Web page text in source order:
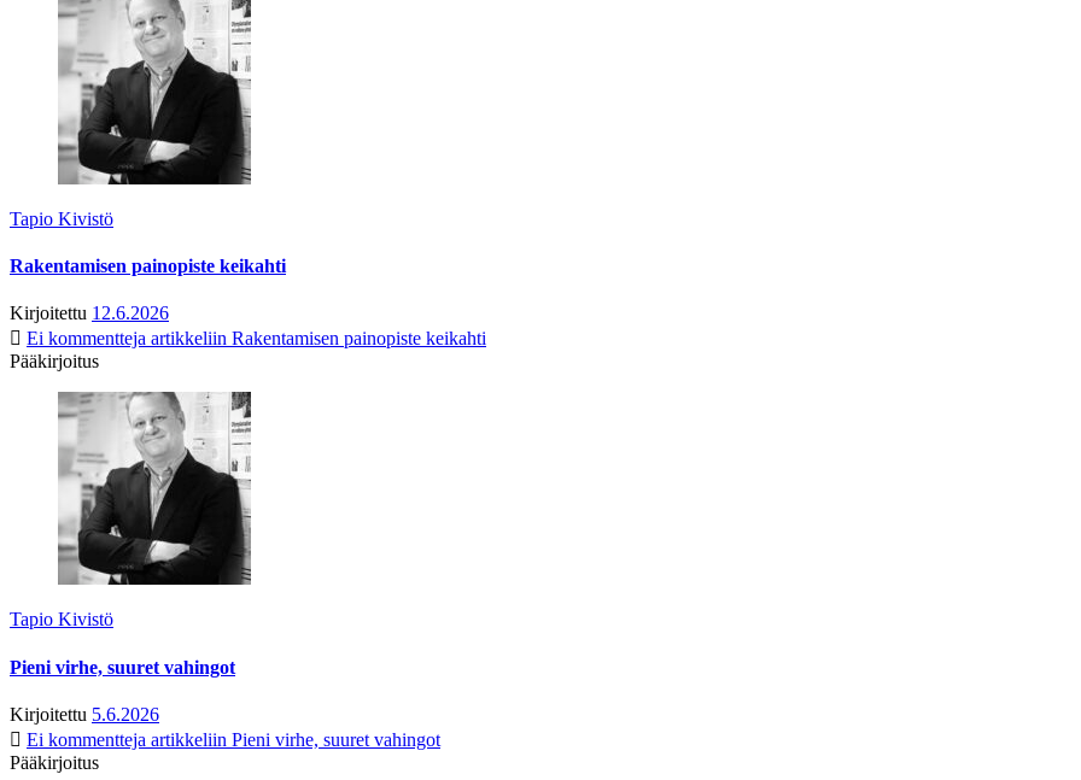
Tapio Kivistö
Rakentamisen painopiste keikahti
Kirjoitettu 12.6.2026
Ei kommentteja artikkeliin Rakentamisen painopiste keikahti
Pääkirjoitus
Tapio Kivistö
Pieni virhe, suuret vahingot
Kirjoitettu 5.6.2026
Ei kommentteja artikkeliin Pieni virhe, suuret vahingot
Pääkirjoitus